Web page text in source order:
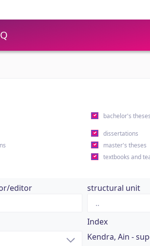
bachelor's theses
dissertations
master's theses
textbooks and
editor structural unit
Index
Kendra, Ain -